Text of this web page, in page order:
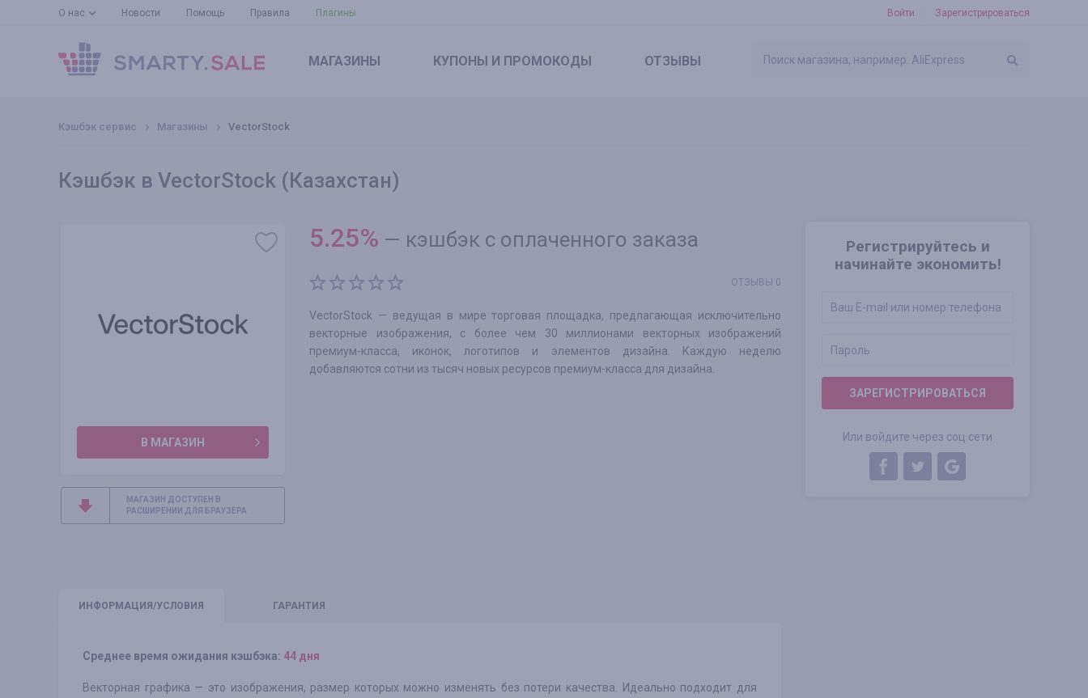
О нас Новости Помощь Правила Плагины Войти Зарегистрироваться
МАГАЗИНЫ КУПОНЫ И ПРОМОКОДЫ ОТЗЫВЫ
Кэшбэк сервис Магазины VectorStock
Кэшбэк в VectorStock (Казахстан)
Регистрируйтесь и
начинайте экономить!
ЗАРЕГИСТРИРОВАТЬСЯ
Или войдите через соц сети
В МАГАЗИН
МАГАЗИН ДОСТУПЕН В
РАСШИРЕНИИ ДЛЯ БРАУЗЕРА
5.25% — кэшбэк с оплаченного заказа
ОТЗЫВЫ 0
VectorStock — ведущая в мире торговая площадка, предлагающая исключительно
векторные изображения, с более чем 30 миллионами векторных изображений
премиум-класса, иконок, логотипов и элементов дизайна. Каждую неделю
добавляются сотни из тысяч новых ресурсов премиум-класса для дизайна.
ИНФО РМАЦИЯ/УСЛОВИЯ ГАРАНТИЯ
Среднее время ожидания кэшбэка: 44 дня
Векторная графика — это изображения, размер которых можно изменять без потери качества. Идеально подходит для